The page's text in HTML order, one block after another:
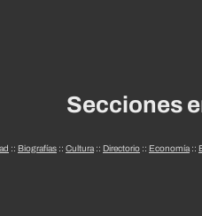
Secciones
:: Biografías :: Cultura :: Directorio :: Economía ::